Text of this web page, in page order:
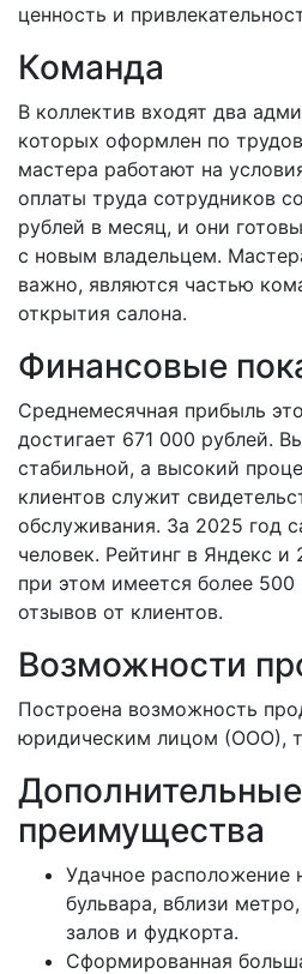
ценность и
Команда
В коллектив входят два
которых оформлен по
мастера работают на
оплаты труда сотрудников
рублей в месяц, и они
с новым владельцем.
важно, являются частью
открытия салона.
Финансовые
Среднемесячная прибыль
достигает 671 000 рублей.
стабильной, а высокий
клиентов служит
обслуживания. За 2025 год
человек. Рейтинг в Яндекс
при этом имеется более
отзывов от клиентов.
Возможности
Построена возможность
юридическим лицом (ООО),
Дополнительные
преимущества
Удачное расположение
бульвара, вблизи
залов и фудкорта.
Сформированная